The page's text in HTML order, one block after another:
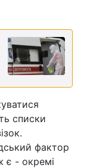
списки
фактор
є - окремі